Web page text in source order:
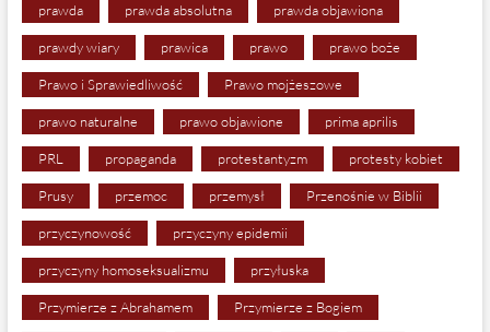
prawda prawda absolutna prawda objawiona
prawdy wiary prawica prawo prawo boże
Prawo i Sprawiedliwość Prawo mojżeszowe
prawo naturalne prawo objawione prima aprilis
PRL propaganda protestantyzm protesty kobiet
Prusy przemoc przemysł Przenośnie w Biblii
przyczynowość przyczyny epidemii
przyczyny homoseksualizmu przyłuska
Przymierze z Abrahamem Przymierze z Bogiem